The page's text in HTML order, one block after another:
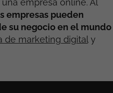
empresa online. Al
empresas pueden
su negocio en el mundo
marketing digital y